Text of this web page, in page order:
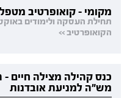
מקומי - קואופרטיב
הקואופרטיב >>
כנס קהילה מצילה חיים
מש"ה למניעת אובדנות